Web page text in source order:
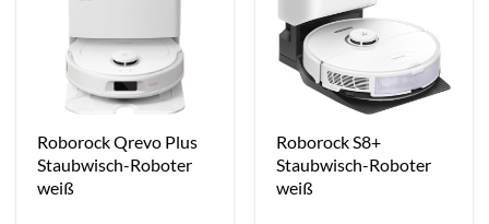
Roborock Qrevo Plus
Staubwisch-Roboter
weiß
Roborock S8+
Staubwisch-Roboter
weiß